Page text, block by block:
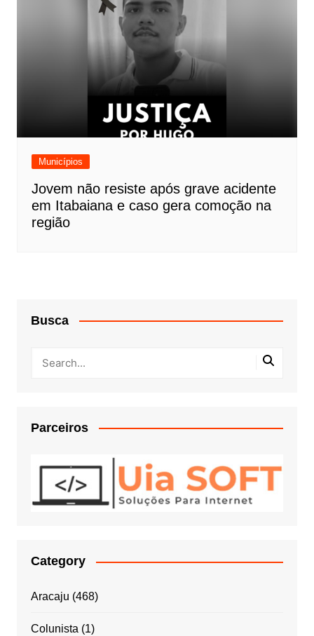
Municípios
Jovem não resiste após grave acidente
em Itabaiana e caso gera comoção na
região
Busca
Parceiros
Category
Aracaju (468)
Colunista(1)